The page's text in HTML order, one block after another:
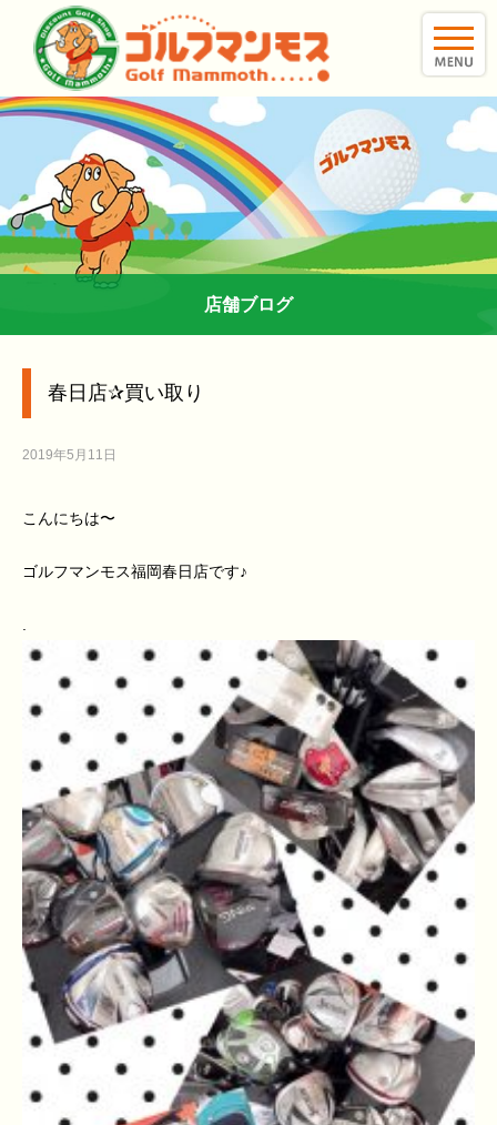
店舗ブログ
春日店✰︎買い取り
2019年5月11日
こんにちは〜
ゴルフマンモス福岡春日店です♪
.